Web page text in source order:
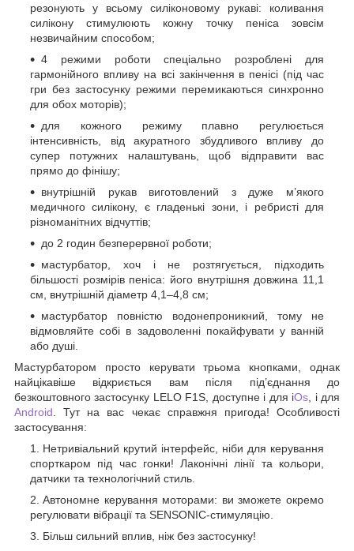
резонують у всьому силіконовому рукаві: коливання
силікону стимулюють кожну точку пеніса зовсім
незвичайним способом;
4 режими роботи спеціально розроблені для
гармонійного впливу на всі закінчення в пенісі (під час
гри без застосунку режими перемикаються синхронно
для обох моторів);
для кожного режиму плавно регулюється
інтенсивність, від акуратного збудливого впливу до
супер потужних налаштувань, щоб відправити вас
прямо до фінішу;
внутрішній рукав виготовлений з дуже м’якого
медичного силікону, є гладенькі зони, і ребристі для
різноманітних відчуттів;
до 2 годин безперервної роботи;
мастурбатор, хоч і не розтягується, підходить
більшості розмірів пеніса: його внутрішня довжина 11,1
см, внутрішній діаметр 4,1–4,8 см;
мастурбатор повністю водонепроникний, тому не
відмовляйте собі в задоволенні покайфувати у ванній
або душі.
Мастурбатором просто керувати трьома кнопками, однак
найцікавіше відкриється вам після під’єднання до
безкоштовного застосунку LELO F1S, доступне і для iOs , і для
Android . Тут на вас чекає справжня пригода! Особливості
застосування:
Нетривіальний крутий інтерфейс, ніби для керування
спорткаром під час гонки! Лаконічні лінії та кольори,
датчики та технологічний стиль.
Автономне керування моторами: ви зможете окремо
регулювати вібрації та SENSONIC-стимуляцію.
Більш сильний вплив, ніж без застосунку!